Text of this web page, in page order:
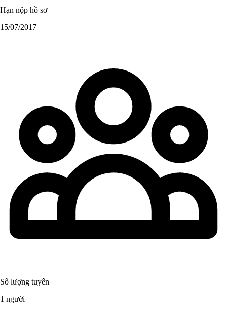
Hạn nộp hồ sơ
15/07/2017
Số lượng tuyển
1 người